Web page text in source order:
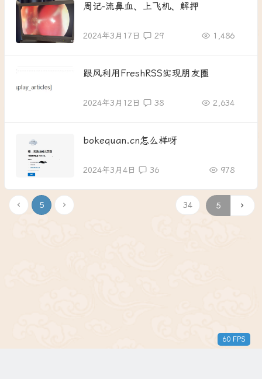
周记-流鼻血、上飞机、解押
2024年3月17日 1,486
29
跟风利用FreshRSS实现朋友圈
2024年3月12日 2,634
38
bokequan.cn怎么样呀
2024年3月4日 978
36
34
5
60 FPS